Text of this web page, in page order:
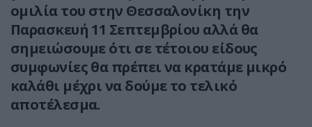
ομιλία του στην Θεσσαλονίκη την
Παρασκευή 11 Σεπτεμβρίου αλλά θα
σημειώσουμε ότι σε τέτοιου είδους
συμφωνίες θα πρέπει να κρατάμε μικρό
καλάθι μέχρι να δούμε το τελικό
αποτέλεσμα.